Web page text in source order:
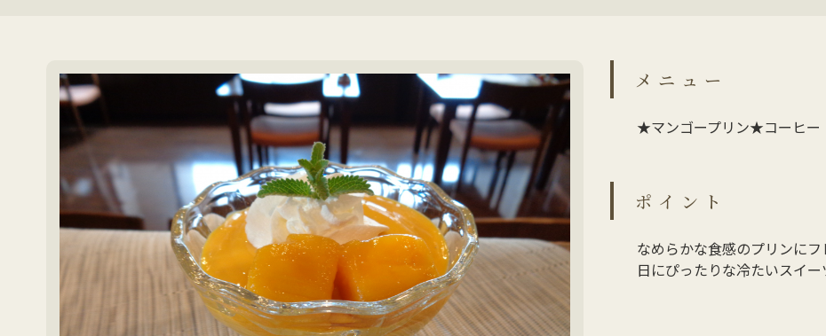
メニュー
★マンゴープリン★コーヒー
ポイント
なめらかな食感のプリンに
日にぴったりな冷たいスイー